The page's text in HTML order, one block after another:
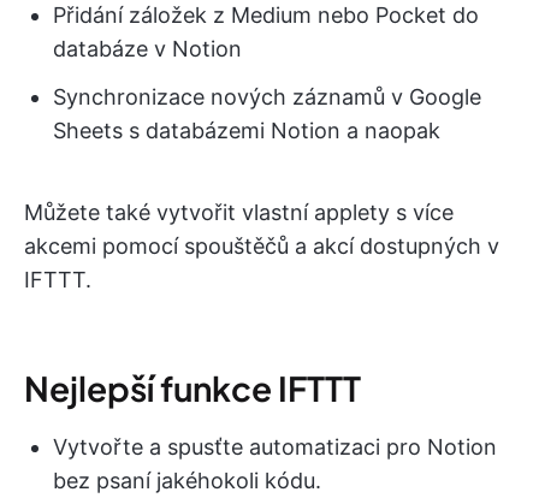
Přidání záložek z Medium nebo Pocket do
databáze v Notion
Synchronizace nových záznamů v Google
Sheets s databázemi Notion a naopak
Můžete také vytvořit vlastní applety s více
akcemi pomocí spouštěčů a akcí dostupných v
IFTTT.
Nejlepší funkce IFTTT
Vytvořte a spusťte automatizaci pro Notion
bez psaní jakéhokoli kódu.